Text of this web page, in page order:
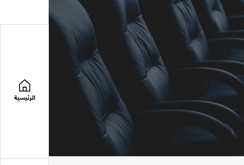
الرئيسية